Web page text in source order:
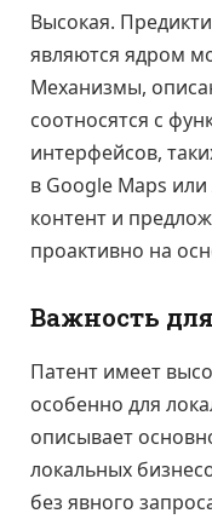
Высокая.
являются ядром
Механизмы,
соотносятся с
интерфейсов,
в Google Maps
контент и
проактивно на
Важность для
Патент имеет
особенно для
описывает
локальных
без явного